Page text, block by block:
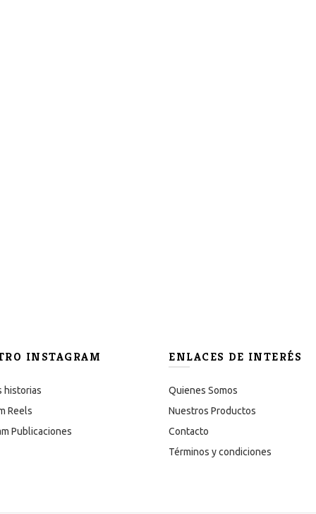
INSTAGRAM
historias
Reels
Publicaciones
ENLACES DE INTERÉS
Quienes Somos
Nuestros Productos
Contacto
Términos y condiciones